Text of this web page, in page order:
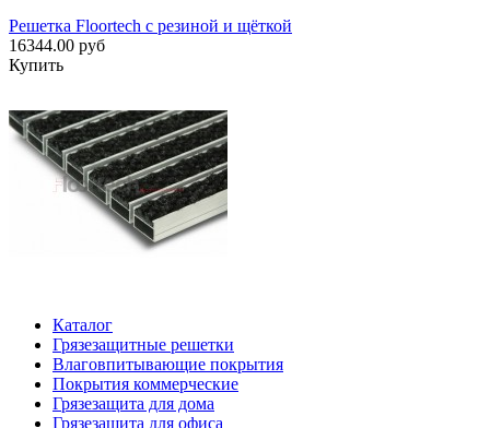
Решетка Floortech с резиной и щёткой
16344.00 руб
Купить
Каталог
Грязезащитные решетки
Влаговпитывающие покрытия
Покрытия коммерческие
Грязезащита для дома
Грязезащита для офиса